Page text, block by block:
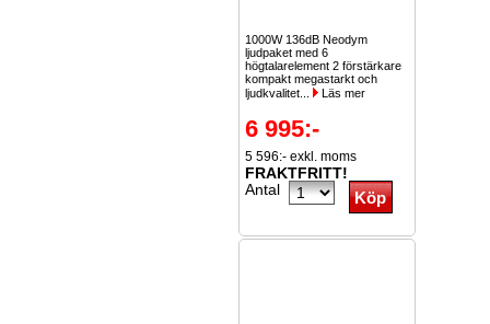
1000W 136dB Neodym
ljudpaket med 6
högtalarelement 2 förstärkare
kompakt megastarkt och
ljudkvalitet...
Läs mer
6 995:-
5 596:- exkl. moms
FRAKTFRITT!
Antal